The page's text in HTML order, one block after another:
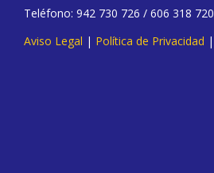
Teléfono: 942 730 726 / 606 318 720
Aviso Legal | Política de Privacidad |